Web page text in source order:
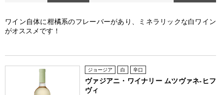
ワイン自体に柑橘系のフレーバーがあり、ミネラリックな白ワイン
がオススメです！
ジョージア 白 辛口
ヴァジアニ・ワイナリー ムツヴァネ-ヒフ
ヴィ